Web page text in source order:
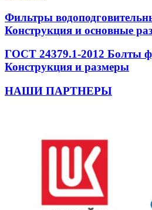
Фильтры
Конструкция и основные
ГОСТ 24379.1-2012 Болты
Конструкция и размеры
НАШИ ПАРТНЕРЫ